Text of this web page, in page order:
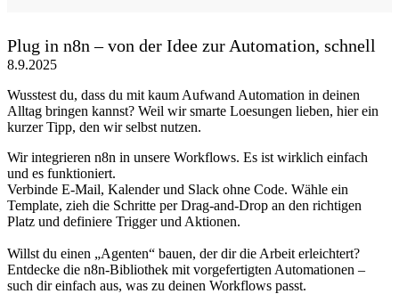
Plug in n8n – von der Idee zur Automation, schnell
8.9.2025
Wusstest du, dass du mit kaum Aufwand Automation in deinen
Alltag bringen kannst? Weil wir smarte Loesungen lieben, hier ein
kurzer Tipp, den wir selbst nutzen.
Wir integrieren n8n in unsere Workflows. Es ist wirklich einfach
und es funktioniert.
Verbinde E-Mail, Kalender und Slack ohne Code. Wähle ein
Template, zieh die Schritte per Drag-and-Drop an den richtigen
Platz und definiere Trigger und Aktionen.
Willst du einen „Agenten“ bauen, der dir die Arbeit erleichtert?
Entdecke die n8n-Bibliothek mit vorgefertigten Automationen –
such dir einfach aus, was zu deinen Workflows passt.